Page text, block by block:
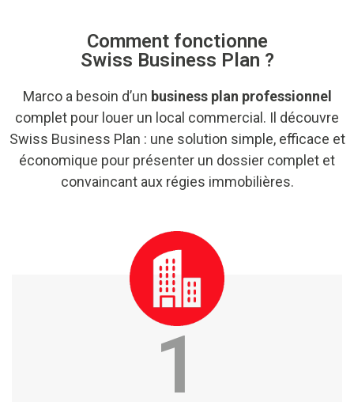
Comment fonctionne
Swiss Business Plan ?
Marco a besoin d’un business plan professionnel
complet pour louer un local commercial. Il découvre
Swiss Business Plan : une solution simple, efficace et
économique pour présenter un dossier complet et
convaincant aux régies immobilières.
1